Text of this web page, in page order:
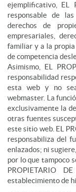
ejemplificativo, EL
responsable de
derechos de
empresariales,
familiar y a la
de competencia
Asimismo, EL
responsabilidad
esta web y no
webmaster. La
exclusivamente la
otras fuentes
este sitio web. EL
responsabiliza del
enlazados; ni
por lo que tampoco
PROPIETARIO
establecimiento de